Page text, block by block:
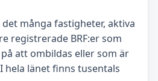
många fastigheter, aktiva
registrerade BRF:er som
att ombildas eller som är
hela länet finns tusentals